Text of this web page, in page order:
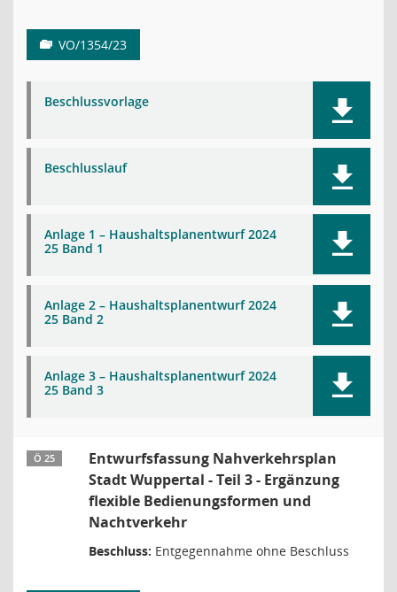
VO/1354/23
Beschlussvorlage
Beschlusslauf
Anlage 1 – Haushaltsplanentwurf 2024
25 Band 1
Anlage 2 – Haushaltsplanentwurf 2024
25 Band 2
Anlage 3 – Haushaltsplanentwurf 2024
25 Band 3
Ö 25
Entwurfsfassung Nahverkehrsplan
Stadt Wuppertal - Teil 3 - Ergänzung
flexible Bedienungsformen und
Nachtverkehr
Beschluss: Entgegennahme ohne Beschluss